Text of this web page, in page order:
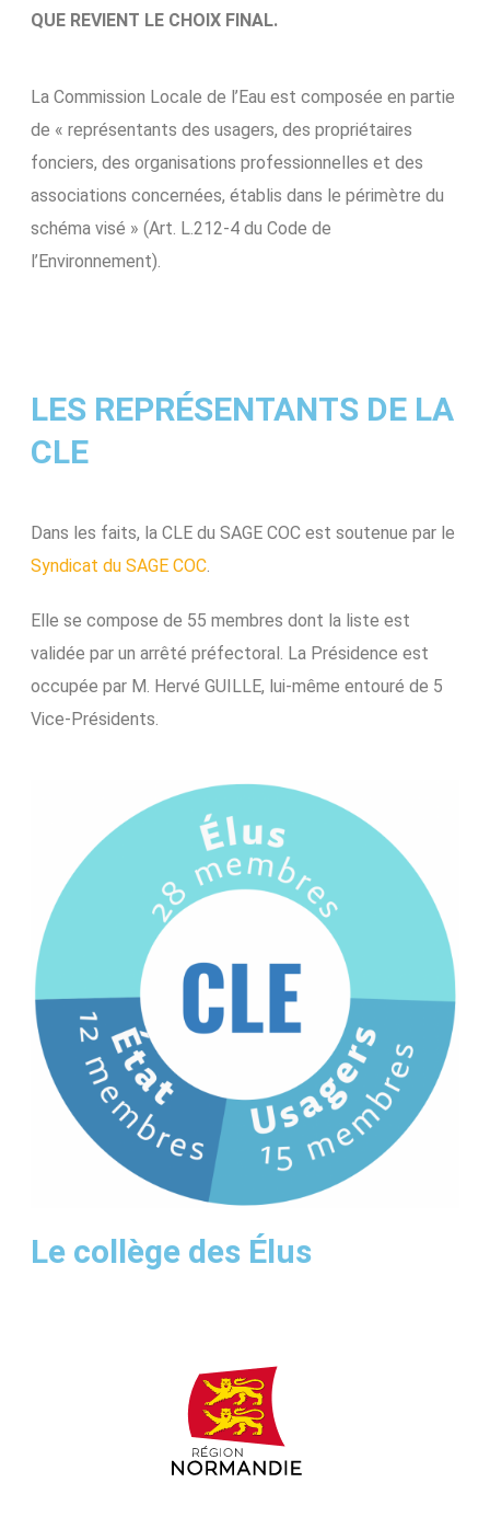
QUE REVIENT LE CHOIX FINAL.
La Commission Locale de l’Eau est composée en partie
de « représentants des usagers, des propriétaires
fonciers, des organisations professionnelles et des
associations concernées, établis dans le périmètre du
schéma visé » (Art. L.212-4 du Code de
l’Environnement).
LES REPRÉSENTANTS DE LA
CLE
Dans les faits, la CLE du SAGE COC est soutenue par le
Syndicat du SAGE COC.
Elle se compose de 55 membres dont la liste est
validée par un arrêté préfectoral. La Présidence est
occupée par M. Hervé GUILLE, lui-même entouré de 5
Vice-Présidents.
Le collège des Élus